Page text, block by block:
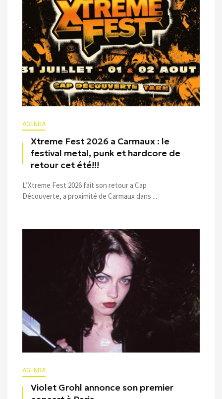
AGENDA
Xtreme Fest 2026 a Carmaux : le
festival metal, punk et hardcore de
retour cet été!!!
L’Xtreme Fest 2026 fait son retour a Cap
Découverte, a proximité de Carmaux dans ...
AGENDA
Violet Grohl annonce son premier